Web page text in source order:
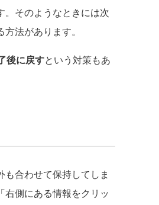
。そのようなときには次
法があります。
後に戻すという対策もあ
合わせて保持してしま
右側にある情報をクリッ